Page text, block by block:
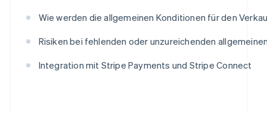
Wie werden die allgemeinen Konditionen für den
Risiken bei fehlenden oder unzureichenden
Integration mit Stripe Payments und Stripe Connect